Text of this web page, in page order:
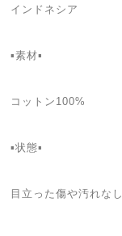
インドネシア
▪素材▪
コットン100%
▪状態▪
目立った傷や汚れなし